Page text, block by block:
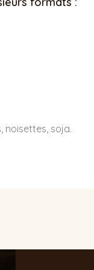
noisettes, soja.